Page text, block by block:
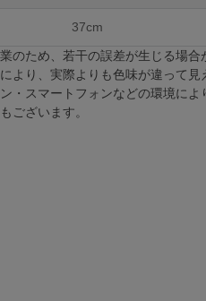
37cm
のため、若干の誤差が生じる場合
より、実際よりも色味が違って見
・スマートフォンなどの環境によ
ございます。